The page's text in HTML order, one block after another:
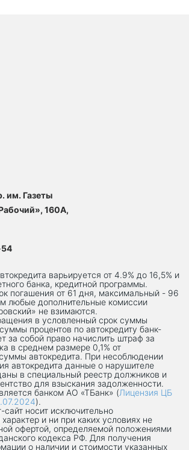
им. Газеты
160А,
варьируется от 4.9% до 16,5% и
банка, кредитной программы.
погашения от 61 дня, максимальный - 96
любые дополнительные комиссии
не взимаются.
в условленный срок суммы
процентов по автокредиту банк-
за собой право начислить штраф за
в среднем размере 0,1% от
автокредита. При несоблюдении
автокредита данные о нарушителе
в специальный реестр должников и
для взыскания задолженности.
банком АО «ТБанк» (Лицензия ЦБ
).
носит исключительно
и ни при каких условиях не
офертой, определяемой положениями
кодекса РФ. Для получения
о наличии и стоимости указанных